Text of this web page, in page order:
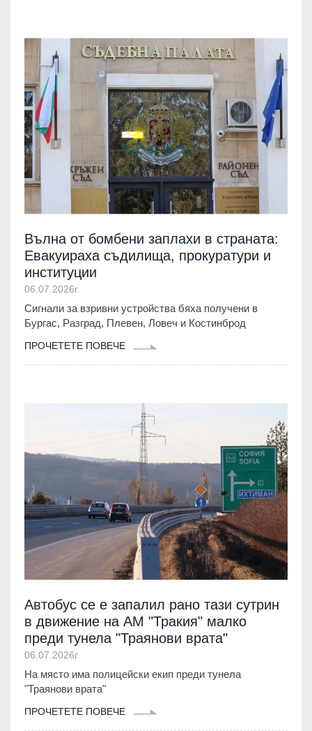
Вълна от бомбени заплахи в страната:
Евакуираха съдилища, прокуратури и
институции
06.07.2026г.
Сигнали за взривни устройства бяха получени в
Бургас, Разград, Плевен, Ловеч и Костинброд
ПРОЧЕТЕТЕ ПОВЕЧЕ
Автобус се е запалил рано тази сутрин
в движение на АМ "Тракия" малко
преди тунела "Траянови врата"
06.07.2026г.
На място има полицейски екип преди тунела
"Траянови врата"
ПРОЧЕТЕТЕ ПОВЕЧЕ